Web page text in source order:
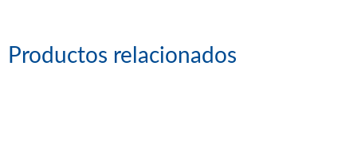
Productos relacionados